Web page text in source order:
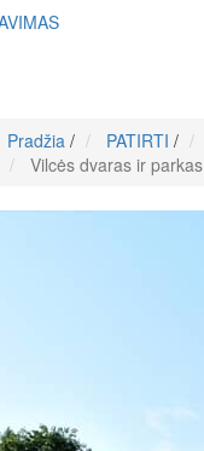
Pradžia / PATIRTI /
Vilcės dvaras ir parkas